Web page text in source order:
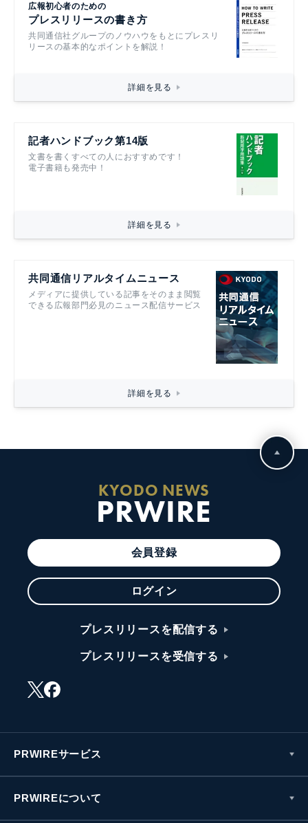
広報初心者のための
プレスリリースの書き方
共同通信社グループのノウハウをもとにプレスリ
リースの基本的なポイントを解説！
詳細を見る
記者ハンドブック第14版
文書を書くすべての人におすすめです！
電子書籍も発売中！
詳細を見る
共同通信リアルタイムニュース
メディアに提供している記事をそのまま閲覧
できる広報部門必見のニュース配信サービス
詳細を見る
KYODO NEWS
PRWIRE
会員登録
ログイン
プレスリリースを配信する
プレスリリースを受信する
PRWIREサービス
PRWIREについて